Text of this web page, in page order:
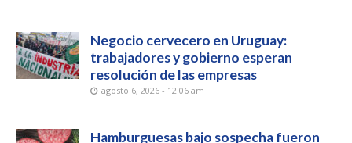
Negocio cervecero en Uruguay:
trabajadores y gobierno esperan
resolución de las empresas
agosto 6, 2026 - 12:06 am
Hamburguesas bajo sospecha fueron